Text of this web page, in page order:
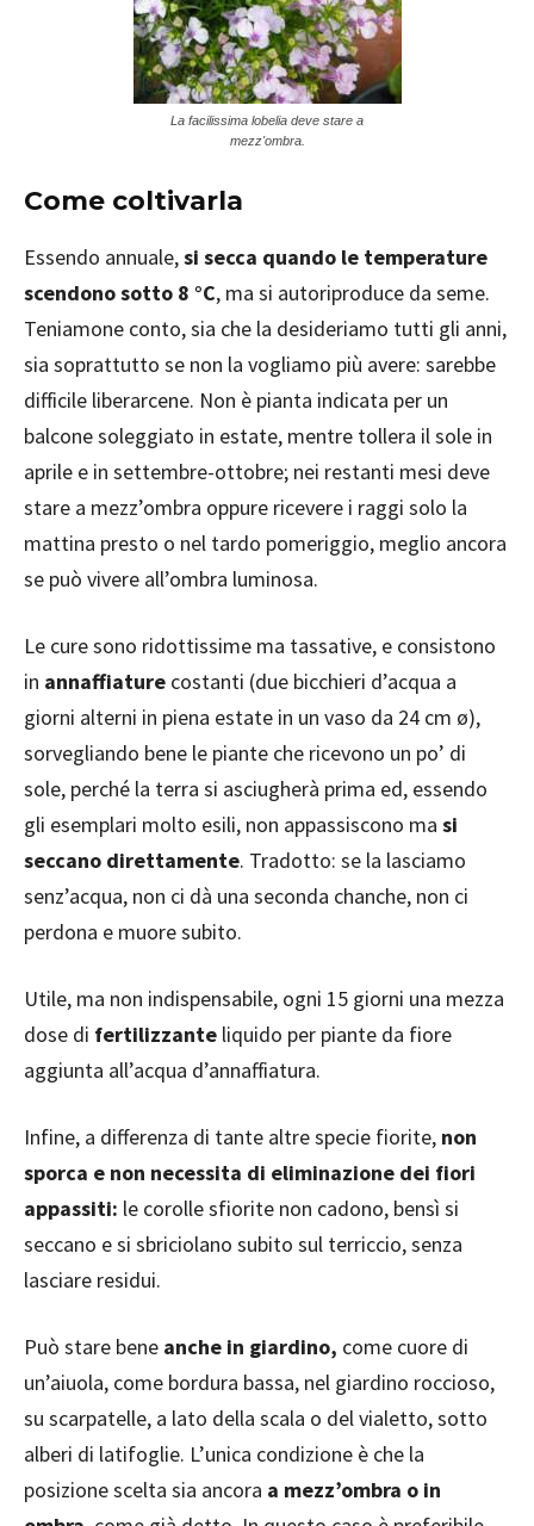
La facilissima lobelia deve stare a
mezz'ombra.
Come coltivarla
Essendo annuale,si secca quando le temperature
scendono sotto 8 °C, ma si autoriproduce da seme.
Teniamone conto, sia che la desideriamo tutti gli anni,
sia soprattutto se non la vogliamo più avere: sarebbe
difficile liberarcene. Non è pianta indicata per un
balcone soleggiato in estate, mentre tollera il sole in
aprile e in settembre-ottobre; nei restanti mesi deve
stare a mezz’ombra oppure ricevere i raggi solo la
mattina presto o nel tardo pomeriggio, meglio ancora
se può vivere all’ombra luminosa.
Le cure sono ridottissime ma tassative, e consistono
in annaffiature costanti (due bicchieri d’acqua a
giorni alterni in piena estate in un vaso da 24 cm ø),
sorvegliando bene le piante che ricevono un po’ di
sole, perché la terra si asciugherà prima ed, essendo
gli esemplari molto esili, non appassiscono ma si
seccano direttamente. Tradotto: se la lasciamo
senz’acqua, non ci dà una seconda chanche, non ci
perdona e muore subito.
Utile, ma non indispensabile, ogni 15 giorni una mezza
dose di fertilizzante liquido per piante da fiore
aggiunta all’acqua d’annaffiatura.
Infine, a differenza di tante altre specie fiorite, non
sporca e non necessita di eliminazione dei fiori
appassiti: le corolle sfiorite non cadono, bensì si
seccano e si sbriciolano subito sul terriccio, senza
lasciare residui.
Può stare bene anche in giardino, come cuore di
un’aiuola, come bordura bassa, nel giardino roccioso,
su scarpatelle, a lato della scala o del vialetto, sotto
alberi di latifoglie. L’unica condizione è che la
posizione scelta sia ancora a mezz’ombra o in